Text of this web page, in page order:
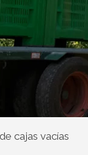
cajas vacías